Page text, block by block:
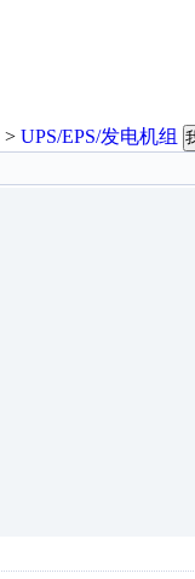
> UPS/EPS/发电机组